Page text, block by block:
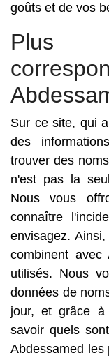
goûts et de vos
Plus
Sur ce site, qui
des
trouver des
n'est pas la
Nous vous
connaître
envisagez.
combinent
utilisés. Nous
données de
jour, et grâce
savoir quels
Abdessamed les